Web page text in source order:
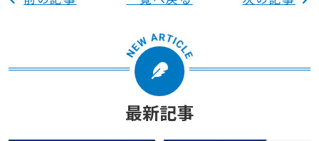
最新記事